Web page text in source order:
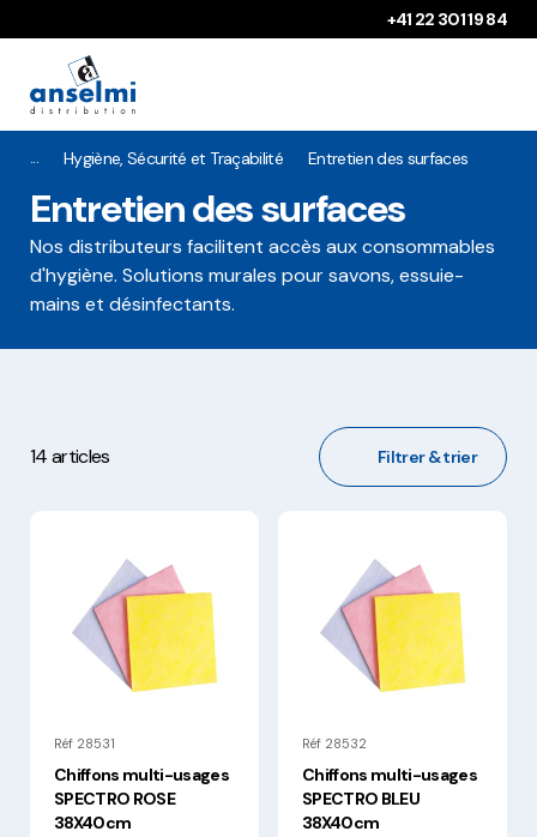
+41 22 301 19 84
Hygiène, Sécurité et Traçabilité Entretien des surfaces
Entretien des surfaces
Nos distributeurs facilitent accès aux consommables
d'hygiène. Solutions murales pour savons, essuie-
mains et désinfectants.
14 articles Filtrer & trier
Réf 28531
Chiffons multi-usages
SPECTRO ROSE
38X40cm
Réf 28532
Chiffons multi-usages
SPECTRO BLEU
38X40cm